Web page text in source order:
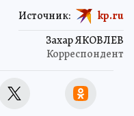
Захар ЯКОВЛЕВ
Корреспондент
Источник: kp.ru